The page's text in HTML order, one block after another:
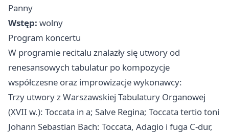
Panny
Wstęp: wolny
Program koncertu
W programie recitalu znalazły się utwory od
renesansowych tabulatur po kompozycje
współczesne oraz improwizacje wykonawcy:
Trzy utwory z Warszawskiej Tabulatury Organowej
(XVII w.): Toccata in a; Salve Regina; Toccata tertio toni
Johann Sebastian Bach: Toccata, Adagio i fuga C-dur,